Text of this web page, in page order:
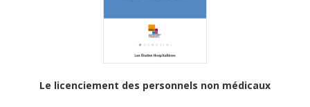
Le licenciement des personnels non médicaux